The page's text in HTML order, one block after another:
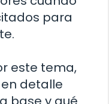
para
este tema,
detalle